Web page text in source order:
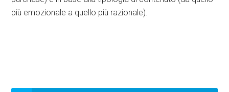
più emozionale a quello più razionale).